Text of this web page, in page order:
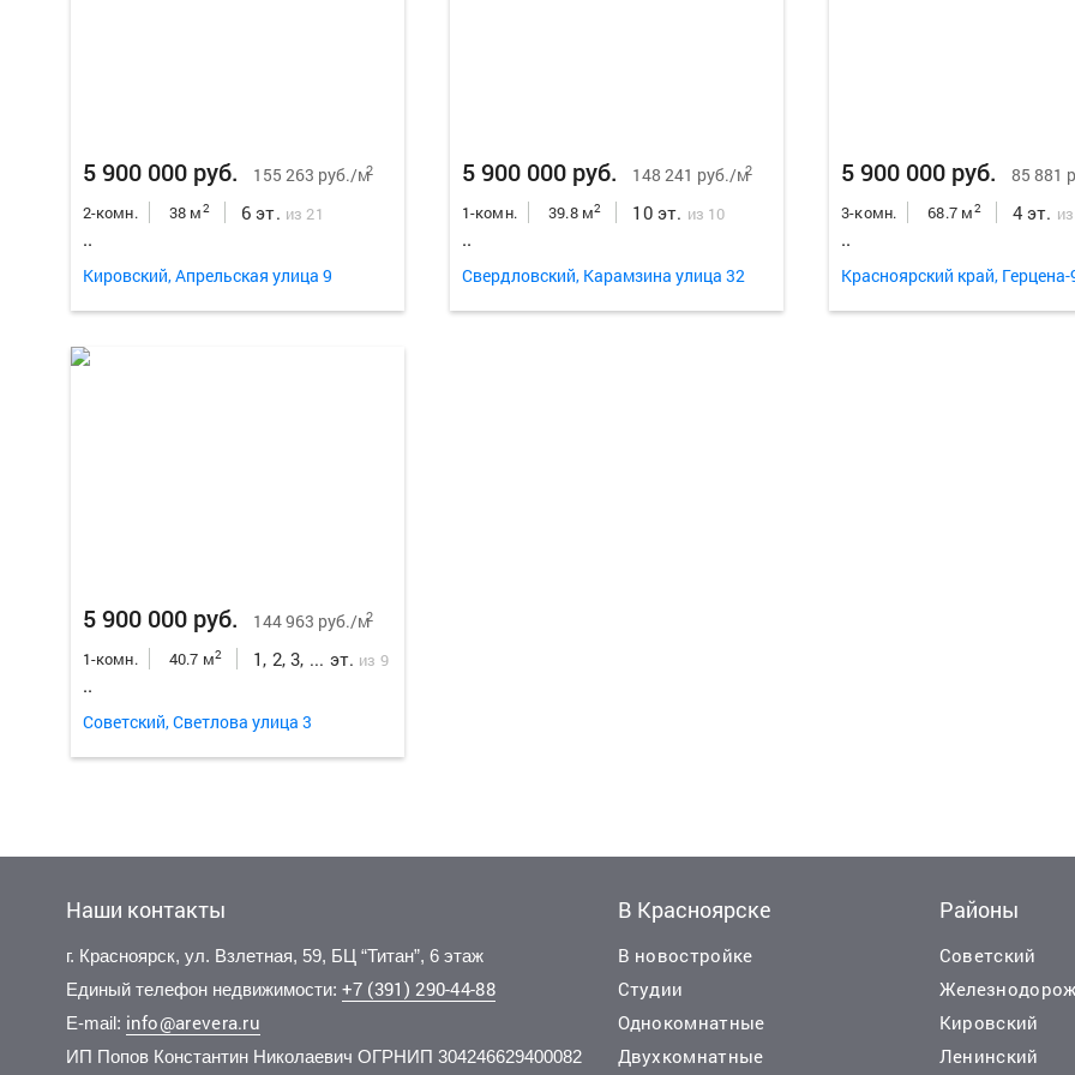
5 900 000 руб. 155 263 руб./м2
2-комн. 38 м2 6 эт. из 21
..
Кировский, Апрельская улица 9
5 900 000 руб. 148 241 руб./м2
1-комн. 39.8 м2 10 эт. из 10
..
Свердловский, Карамзина улица 32
5 900 000 руб. 85 881
3-комн. 68.7 м2 4 эт.
..
5 900 000 руб. 144 963 руб./м2
1-комн. 40.7 м2 1, 2, 3, ... эт. из 9
..
Советский, Светлова улица 3
9 600 000 руб. 160 000 руб./м2 2 500 000 руб. 41 736 руб./м2 6 200 000 руб. 103 161
5 450 000 руб. 125 000 руб./м2
Наши контакты
г. Красноярск, ул. Взлетная, 59, БЦ “Титан”, 6 этаж
Единый телефон недвижимости: +7 (391) 290-44-88
E-mail: info@arevera.ru
ИП Попов Константин Николаевич ОГРНИП 304246629400082
В Красноярске
В новостройке
Студии
Однокомнатные
Двухкомнатные
Районы
Советский
Кировский
Ленинский